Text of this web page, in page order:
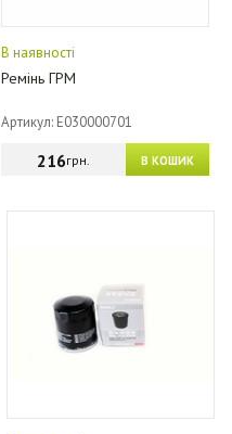
В наявності
Ремінь ГРМ
Артикул: E030000701
В КОШИК
216грн.